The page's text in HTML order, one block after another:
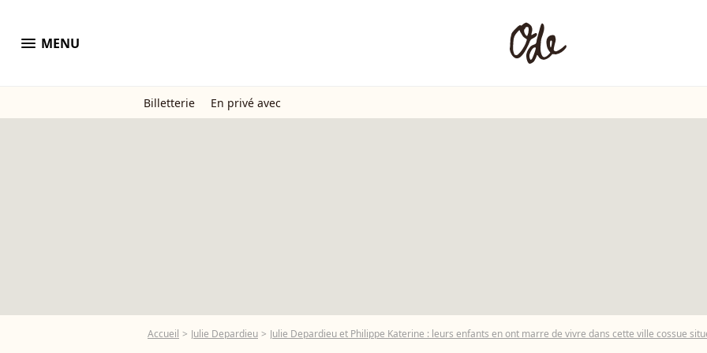
menu MENU
Billetterie En privé avec
Accueil Julie Depardieu Julie Depardieu et Philippe Katerine : leurs enfants en ont marre de vivre dans cette ville cossue